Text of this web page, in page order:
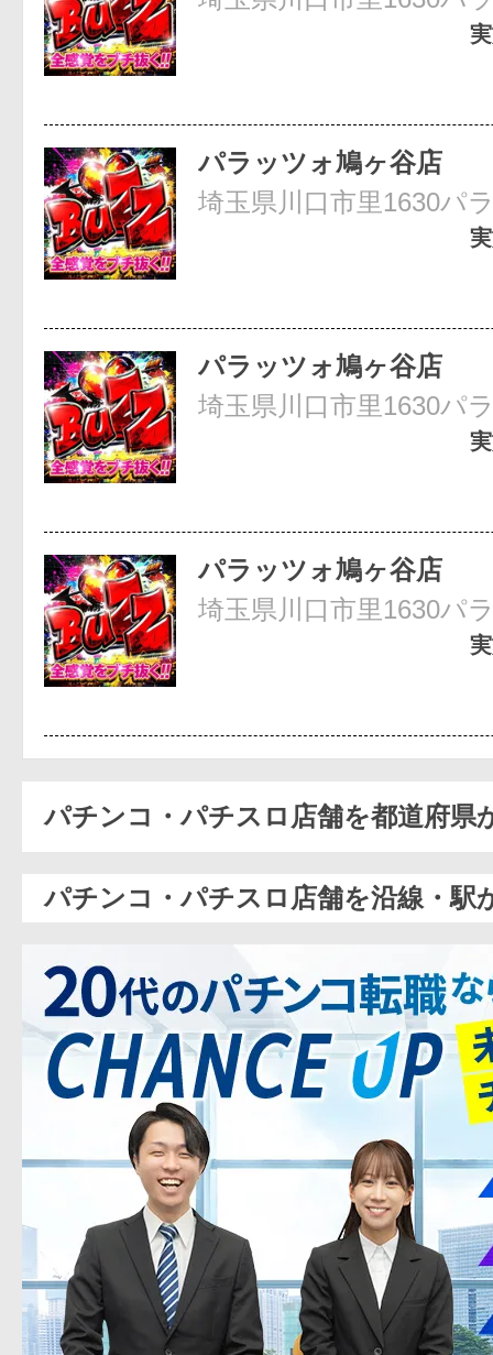
パラッツォ鳩ヶ谷店
埼玉県川口市里1630パ
パラッツォ鳩ヶ谷店
埼玉県川口市里1630パ
パラッツォ鳩ヶ谷店
埼玉県川口市里1630パ
パチンコ・パチスロ店舗を都道府県
パチンコ・パチスロ店舗を沿線・駅